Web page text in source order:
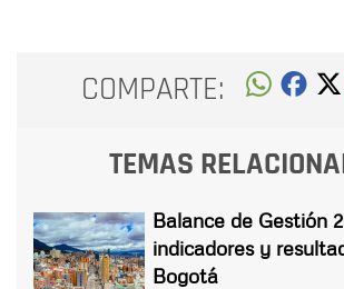
COMPARTE:
TEMAS
Balance de Gestión
indicadores y
Bogotá